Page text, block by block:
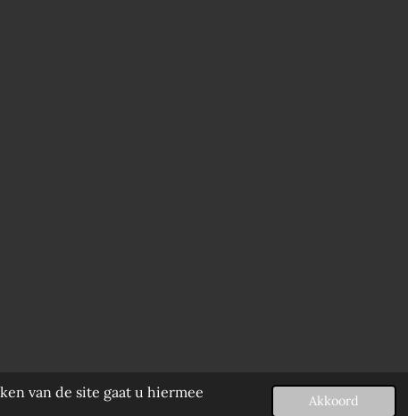
van de site gaat u hiermee
Akkoord